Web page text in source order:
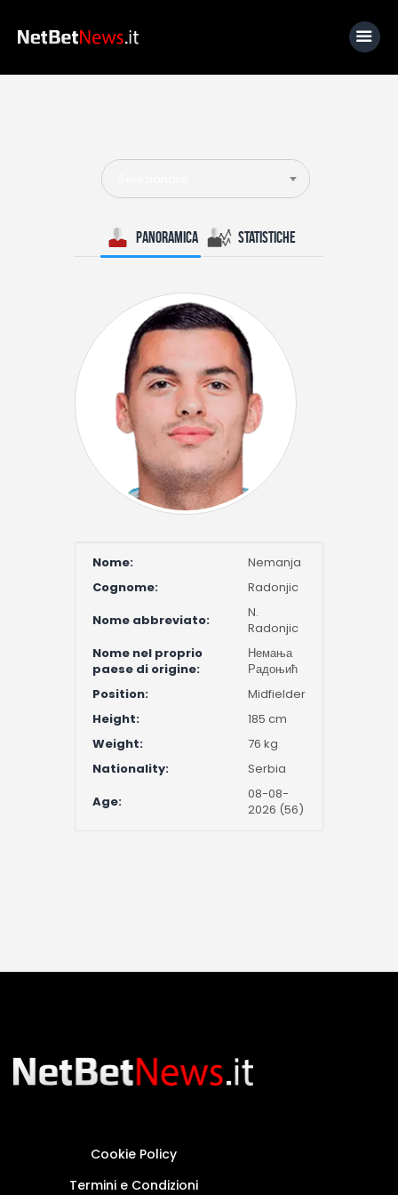
News
Calcio
Basket
Tennis
Lo Sapevi Che
Fantacalcio
I consigli di Giulia
Serie A
Panoramica Statistiche
Nome:
Nemanja
Cognome:
Radonjic
Nome abbreviato:
N.
Radonjic
Nome nel proprio
paese di origine:
Немања
Радоњић
Position:
Midfielder
Height:
185 cm
Weight:
76 kg
Nationality:
Serbia
Age:
08-08-
2026 (56)
Cookie Policy
Termini e Condizioni